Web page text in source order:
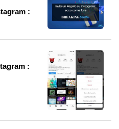
:
: